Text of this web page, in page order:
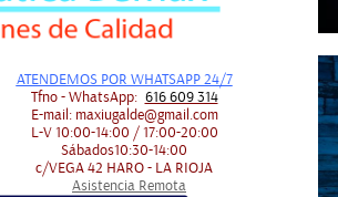
ATENDEMOS POR WHATSAPP 24/7
Tfno - WhatsApp: 616 609 314
E-mail:maxiugalde@gmail.com
L-V10:00-14:00 / 17:00-20:00
Sábados10:30-14:00
c/VEGA 42 HARO - LA RIOJA
Asistencia Remota